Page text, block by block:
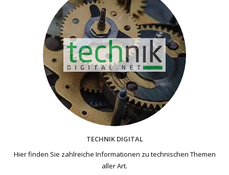
TECHNIK DIGITAL
Hier finden Sie zahlreiche Informationen zu technischen Themen​
aller Art.